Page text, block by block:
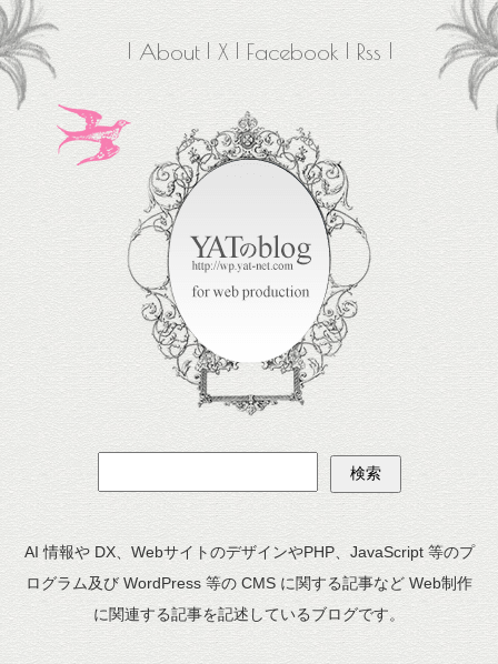
About X Facebook Rss
AI 情報や DX、WebサイトのデザインやPHP、JavaScript 等のプ
ログラム及び WordPress 等の CMS に関する記事など Web制作
に関連する記事を記述しているブログです。